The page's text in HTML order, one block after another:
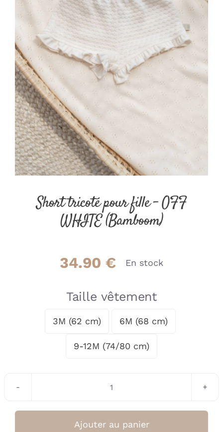
Short tricoté pour fille – OFF
WHITE (Bamboom)
34.90€ En stock
Taille vêtement
3M (62 cm) 6M (68 cm)
9-12M (74/80 cm)
quantité
Short
Ajouter au panier